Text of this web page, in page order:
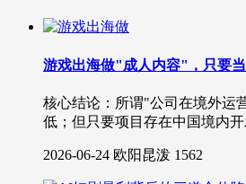
游戏出海做"成人内容"，只要
核心结论：所谓"公司在境外运
低；但只要项目存在中国境内
2026-06-24 欧阳昆泼 1562